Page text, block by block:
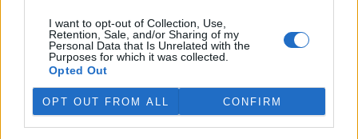
I want to opt-out of Collection, Use,
Retention, Sale, and/or Sharing of my
Personal Data that Is Unrelated with the
Purposes for which it was collected.
Opted Out
OPT OUT FROM ALL CONFIRM
ÚOHS snížil pokutu elektrárenské společnosti ČEZ
9.1.2001 10:20 | BRNO (
trhu společností ČEZoznámil Úřad pro ochranu hospodářské
soutěže(ÚOHS). Zákon podle úřadu porušila firma ČEZ tím, že v
roce 1999 nesnížila rovnoměrně odběry hnědého uhlí od všech